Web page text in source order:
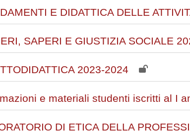
E DIDATTICA DELLE
SAPERI E GIUSTIZIA SOCIALE
2023-2024
e materiali studenti iscritti al I
DI ETICA DELLA